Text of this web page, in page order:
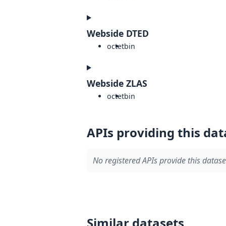
Webside DTED
octetbin
Webside ZLAS
octetbin
APIs providing this
No registered APIs provide this
Similar datasets